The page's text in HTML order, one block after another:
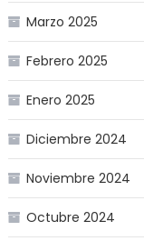
Marzo 2025
Febrero 2025
Enero 2025
Diciembre 2024
Noviembre 2024
Octubre 2024